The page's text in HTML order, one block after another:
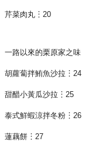
芹菜肉丸︙20
一路以來的栗原家之味
胡蘿蔔拌鮪魚沙拉︙24
甜醋小黃瓜沙拉︙25
泰式鮮蝦涼拌冬粉︙26
蓮藕餅︙27